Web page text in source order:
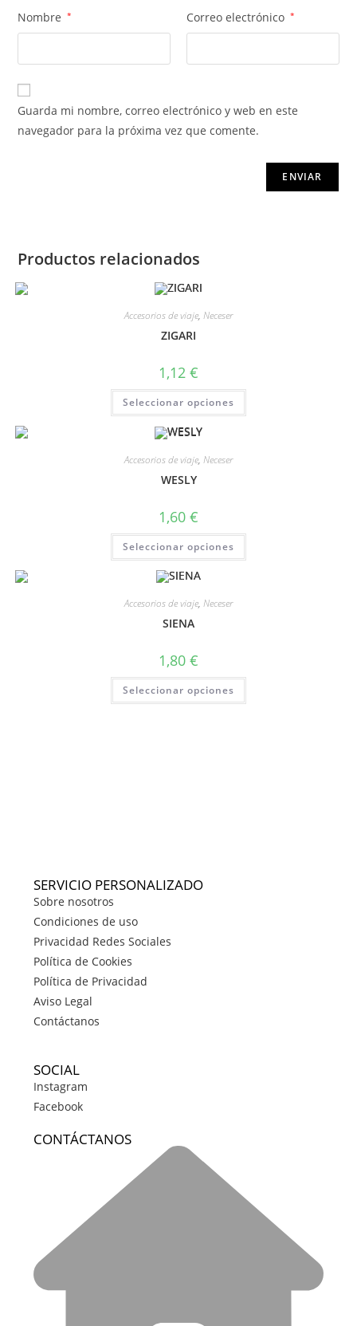
Nombre * Correo electrónico *
Guarda mi nombre, correo electrónico y web en este
navegador para la próxima vez que comente.
Productos relacionados
Accesorios de viaje, Neceser
ZIGARI
1,12 €
Seleccionar opciones
Accesorios de viaje, Neceser
WESLY
1,60 €
Seleccionar opciones
Accesorios de viaje, Neceser
SIENA
1,80 €
Seleccionar opciones
SERVICIO PERSONALIZADO
Sobre nosotros
Condiciones de uso
Privacidad Redes Sociales
Política de Cookies
Política de Privacidad
Aviso Legal
Contáctanos
SOCIAL
Instagram
Facebook
CONTÁCTANOS